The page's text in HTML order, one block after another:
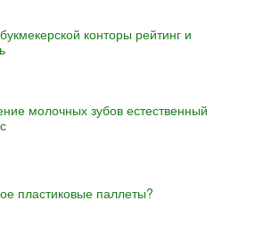
конторы рейтинг и
молочных зубов естественный
пластиковые паллеты?